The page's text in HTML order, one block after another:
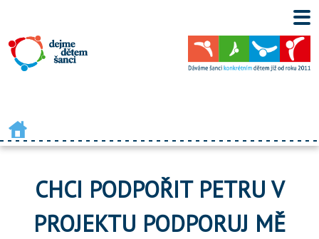
CHCI PODPOŘIT PETRU V
PROJEKTU PODPORUJ MĚ